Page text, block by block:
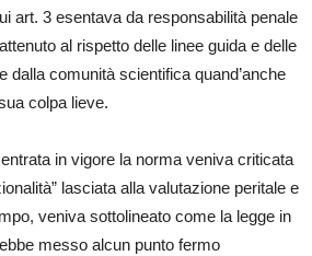
art. 3 esentava da responsabilità penale
al rispetto delle linee guida e delle
dalla comunità scientifica quand’anche
colpa lieve.
in vigore la norma veniva criticata
lasciata alla valutazione peritale e
veniva sottolineato come la legge in
messo alcun punto fermo